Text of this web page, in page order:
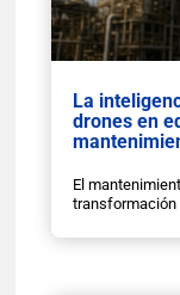
La
drones en
El
transformación